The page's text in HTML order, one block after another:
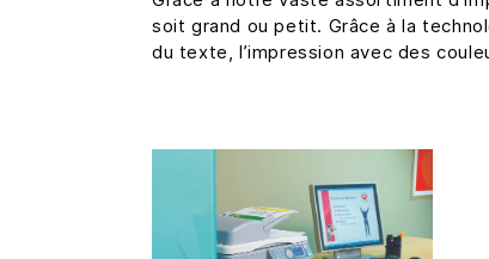
soit grand ou petit. Grâce à la
du texte, l’impression avec des